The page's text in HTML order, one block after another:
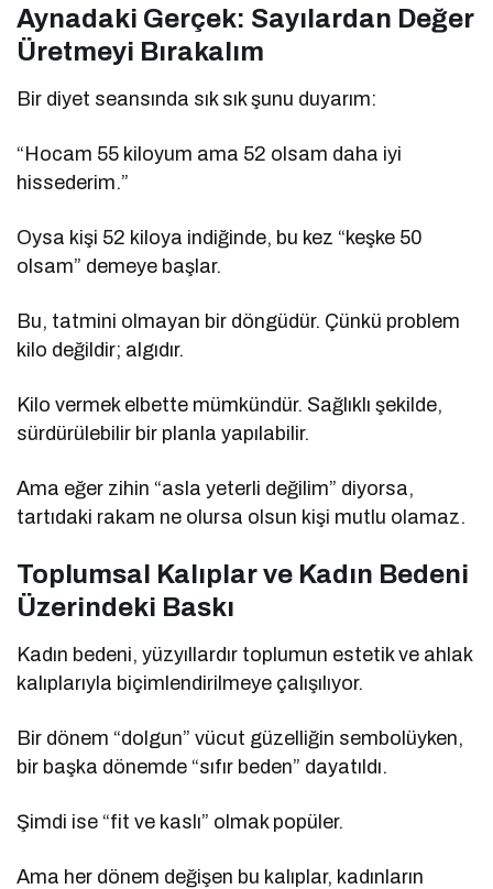
Aynadaki Gerçek: Sayılardan Değer
Üretmeyi Bırakalım
Bir diyet seansında sık sık şunu duyarım:
“Hocam 55 kiloyum ama 52 olsam daha iyi
hissederim.”
Oysa kişi 52 kiloya indiğinde, bu kez “keşke 50
olsam” demeye başlar.
Bu, tatmini olmayan bir döngüdür. Çünkü problem
kilo değildir; algıdır.
Kilo vermek elbette mümkündür. Sağlıklı şekilde,
sürdürülebilir bir planla yapılabilir.
Ama eğer zihin “asla yeterli değilim” diyorsa,
tartıdaki rakam ne olursa olsun kişi mutlu olamaz.
Toplumsal Kalıplar ve Kadın Bedeni
Üzerindeki Baskı
Kadın bedeni, yüzyıllardır toplumun estetik ve ahlak
kalıplarıyla biçimlendirilmeye çalışılıyor.
Bir dönem “dolgun” vücut güzelliğin sembolüyken,
bir başka dönemde “sıfır beden” dayatıldı.
Şimdi ise “fit ve kaslı” olmak popüler.
Ama her dönem değişen bu kalıplar, kadınların